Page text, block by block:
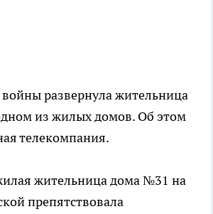
развернула жительница
из жилых домов. Об этом
телекомпания.
жительница дома №31 на
препятствовала